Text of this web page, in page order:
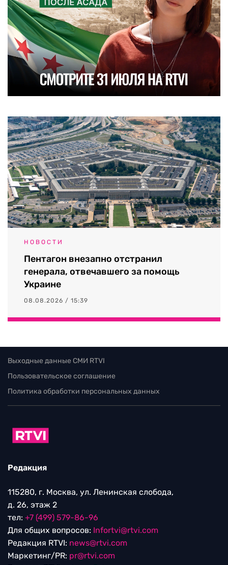
НОВОСТИ
Пентагон внезапно отстранил
генерала, отвечавшего за помощь
Украине
08.08.2026 / 15:39
Выходные данные СМИ RTVI
Пользовательское соглашение
Политика обработки персональных данных
Редакция
115280, г. Москва, ул. Ленинская слобода,
д. 26, этаж 2
тел: +7 (499) 579-86-96
Для общих вопросов: Infortvi@rtvi.com
Редакция RTVI: news@rtvi.com
Маркетинг/PR: pr@rtvi.com